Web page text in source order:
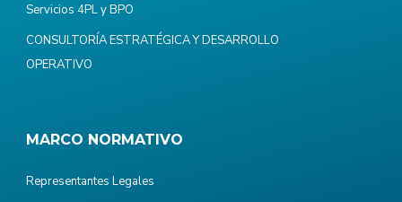
Servicios 4PL y BPO
CONSULTORÍA ESTRATÉGICA Y DESARROLLO
OPERATIVO
MARCO NORMATIVO
Representantes Legales